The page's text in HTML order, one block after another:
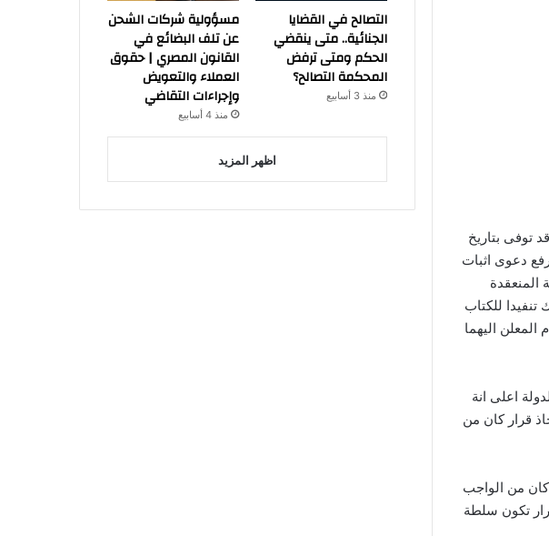
بتاريخ
دعوى اثبات
للكتاب
المعلن اليهما
لسنة 1972 بشان مجلس الدولة اعلى انة
قرار كان من
كان من الواجب
تكون سلطة
التصالح في القضايا
الجنائية.. متى ينقضي
الحكم ومتى ترفض
المحكمة التصالح؟
منذ 3 أسابيع
مسؤولية شركات الشحن
عن تلف البضائع في
القانون المصري | حقوق
العملاء والتعويض
وإجراءات التقاضي
منذ 4 أسابيع
اظهر المزيد